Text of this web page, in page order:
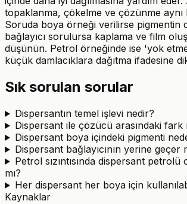
topaklanma, çökelme ve çözünme aynı
Soruda boya örneği verilirse pigmentin
bağlayıcı sorulursa kaplama ve film
düşünün. Petrol örneğinde ise 'yok
küçük damlacıklara dağıtma ifadesine
Sık sorulan sorular
Dispersantın temel işlevi nedir?
Dispersant ile çözücü arasındaki fark
Dispersant boya içindeki pigmenti
Dispersant bağlayıcının yerine geçer
Petrol sızıntısında dispersant petrolü
mı?
Her dispersant her boya için
Kaynaklar